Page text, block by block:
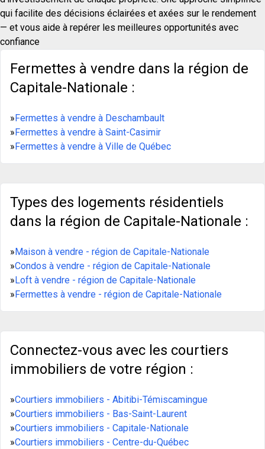
qui facilite des décisions éclairées et axées sur le rendement
— et vous aide à repérer les meilleures opportunités avec
confiance
Fermettes à vendre dans la région de
Capitale-Nationale :
» Fermettes à vendre à Deschambault
» Fermettes à vendre à Saint-Casimir
» Fermettes à vendre à Ville de Québec
Types des logements résidentiels
dans la région de Capitale-Nationale :
» Maison à vendre - région de Capitale-Nationale
»Condos à vendre - région de Capitale-Nationale
» Loft à vendre - région de Capitale-Nationale
» Fermettes à vendre - région de Capitale-Nationale
Connectez-vous avec les courtiers
immobiliers de votre région :
»Courtiers immobiliers - Abitibi-Témiscamingue
»Courtiers immobiliers - Bas-Saint-Laurent
»Courtiers immobiliers - Capitale-Nationale
»Courtiers immobiliers - Centre-du-Québec